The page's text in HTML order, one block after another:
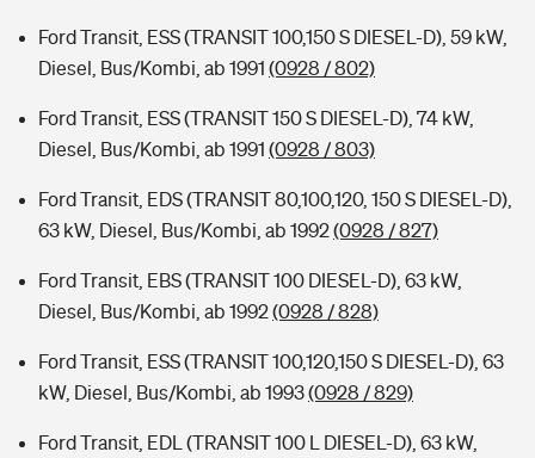
Ford Transit, ESS (TRANSIT 100,150 S DIESEL-D), 59 kW,
Diesel, Bus/Kombi, ab 1991 (0928 / 802)
Ford Transit, ESS (TRANSIT 150 S DIESEL-D), 74 kW,
Diesel, Bus/Kombi, ab 1991 (0928 / 803)
Ford Transit, EDS (TRANSIT 80,100,120, 150 S DIESEL-D),
63 kW, Diesel, Bus/Kombi, ab 1992(0928 / 827)
Ford Transit, EBS (TRANSIT 100 DIESEL-D), 63 kW,
Diesel, Bus/Kombi, ab 1992(0928 / 828)
Ford Transit, ESS (TRANSIT 100,120,150 S DIESEL-D), 63
kW, Diesel, Bus/Kombi, ab 1993(0928 / 829)
Ford Transit, EDL (TRANSIT 100 L DIESEL-D), 63 kW,